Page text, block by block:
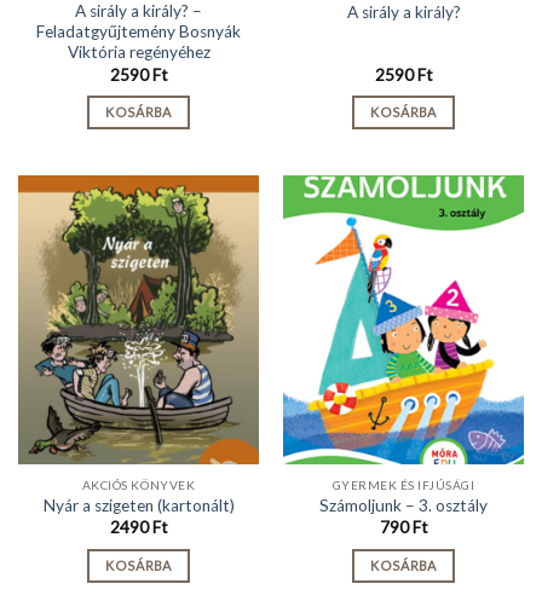
A sirály a király? –
Feladatgyűjtemény Bosnyák
Viktória regényéhez
2590Ft
KOSÁRBA
A sirály a király?
2590Ft
KOSÁRBA
AKCIÓS KÖNYVEK
Nyár a szigeten (kartonált)
2490Ft
KOSÁRBA
GYERMEK ÉS IFJÚSÁGI
Számoljunk – 3. osztály
790Ft
KOSÁRBA